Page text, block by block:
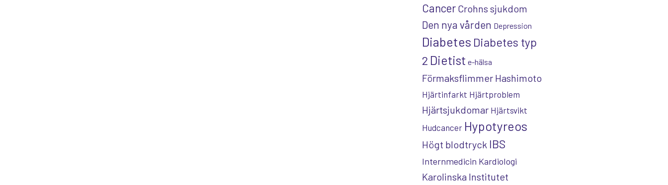
Cancer Crohns sjukdom
Den nya vården Depression
Diabetes Diabetes typ
2 Dietist e-hälsa
Förmaksflimmer Hashimoto
Hjärtinfarkt Hjärtproblem
Hjärtsjukdomar Hjärtsvikt
Hudcancer Hypotyreos
Högt blodtryck IBS
Internmedicin Kardiologi
Karolinska Institutet